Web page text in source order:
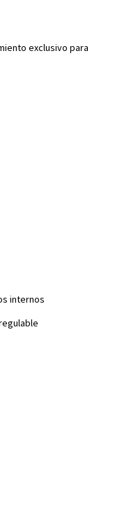
exclusivo para
internos